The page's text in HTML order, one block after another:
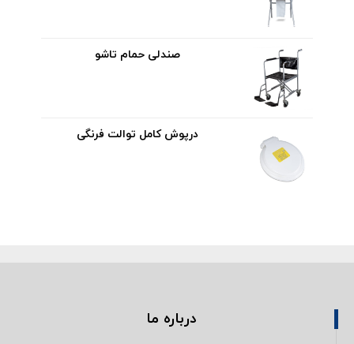
صندلی حمام تاشو
درپوش کامل توالت فرنگی
درباره ما